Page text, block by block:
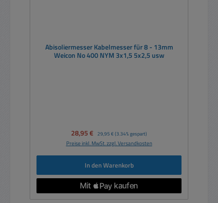
Abisoliermesser Kabelmesser für 8 - 13mm
Weicon No 400 NYM 3x1,5 5x2,5 usw
Verkaufspreis:
28,95 € Regulärer Preis:
29,95 € (3.34% gespart)
Preise inkl. MwSt. zzgl. Versandkosten
In den Warenkorb